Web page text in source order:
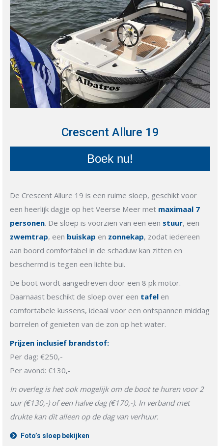
Crescent Allure 19
Boek nu!
De Crescent Allure 19 is een ruime sloep, geschikt voor
een heerlijk dagje op het Veerse Meer met maximaal 7
personen. De sloep is voorzien van een een stuur, een
zwemtrap, een buiskap en zonnekap, zodat iedereen
aan boord comfortabel in de schaduw kan zitten en
beschermd is tegen een lichte bui.
De boot wordt aangedreven door een 8 pk motor.
Daarnaast beschikt de sloep over een tafel en
comfortabele kussens, ideaal voor een ontspannen middag
borrelen of genieten van de zon op het water.
Prijzen inclusief brandstof:
Per dag: €250,-
Per avond: €130,-
In overleg is het ook mogelijk om de boot te huren voor 2
uur (€130,-) of een halve dag (€170,-). In verband met
drukte kan dit alleen op de dag van verhuur.
Foto’s sloep bekijken